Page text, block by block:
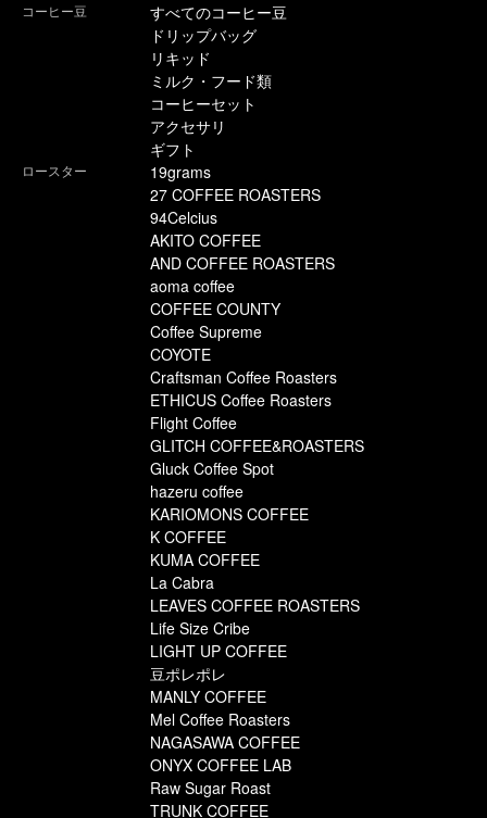
コーヒー豆
すべてのコーヒー豆
ドリップバッグ
リキッド
ミルク・フード類
コーヒーセット
アクセサリ
ギフト
ロースター
19grams
27 COFFEE ROASTERS
94Celcius
AKITO COFFEE
AND COFFEE ROASTERS
aoma coffee
COFFEE COUNTY
Coffee Supreme
COYOTE
Craftsman Coffee Roasters
ETHICUS Coffee Roasters
Flight Coffee
GLITCH COFFEE&ROASTERS
Gluck Coffee Spot
hazeru coffee
KARIOMONS COFFEE
K COFFEE
KUMA COFFEE
La Cabra
LEAVES COFFEE ROASTERS
Life Size Cribe
LIGHT UP COFFEE
豆ポレポレ
MANLY COFFEE
Mel Coffee Roasters
NAGASAWA COFFEE
ONYX COFFEE LAB
Raw Sugar Roast
TRUNK COFFEE